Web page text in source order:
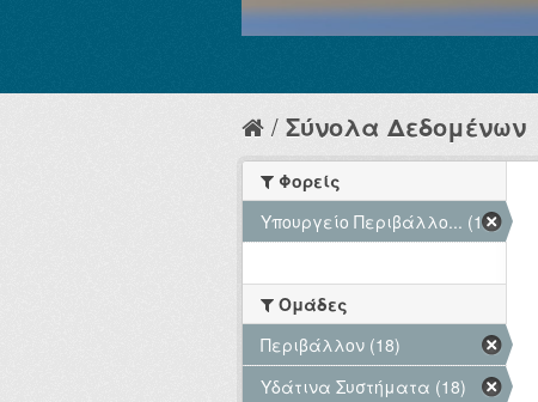
Σύνολα Δεδομένων
Φορείς
Υπουργείο Περιβάλλο... (18)
Ομάδες
Περιβάλλον (18)
Υδάτινα Συστήματα (18)